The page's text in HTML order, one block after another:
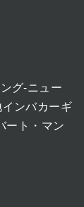
グ-ニュー
ンバカーギ
ート・マン